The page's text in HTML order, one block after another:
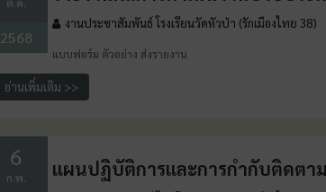
2568
งานประชาสัมพันธ์ โรงเรียนวัดหัวป่า (รักเมืองไทย 38)
แบบฟอร์ม ตัวอย่าง ส่งรายงาน
อ่านเพิ่มเติม >>
6
ก.พ. เเผนปฏิบัติการและการกำกับติดต